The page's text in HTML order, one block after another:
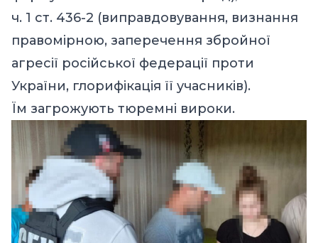
ч. 1 ст. 436-2 (виправдовування, визнання
правомірною, заперечення збройної
агресії російської федерації проти
України, глорифікація її учасників).
Їм загрожують тюремні вироки.